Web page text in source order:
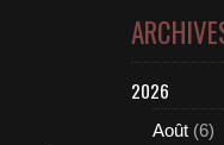
2026
Août (6)